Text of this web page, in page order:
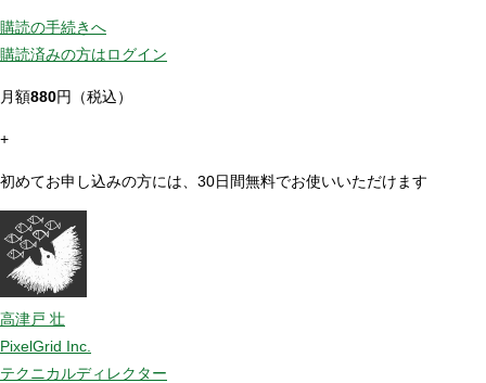
購読の手続きへ
購読済みの方はログイン
月額880円（税込）
+
初めてお申し込みの方には、30日間無料でお使いいただけます
高津戸 壮
PixelGrid Inc.
テクニカルディレクター